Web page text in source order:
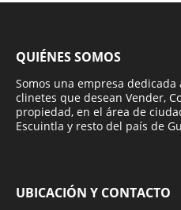
QUIÉNES SOMOS
Somos una empresa
clinetes que desean Vender,
propiedad, en el área de
Escuintla y resto del país de
UBICACIÓN Y CONTACTO